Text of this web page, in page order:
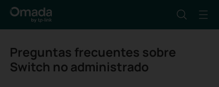
Preguntas frecuentes sobre
Switch no administrado